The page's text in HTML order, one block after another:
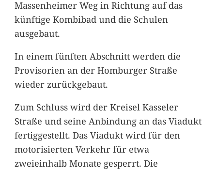
Massenheimer Weg in Richtung auf das
künftige Kombibad und die Schulen
ausgebaut.
In einem fünften Abschnitt werden die
Provisorien an der Homburger Straße
wieder zurückgebaut.
Zum Schluss wird der Kreisel Kasseler
Straße und seine Anbindung an das Viadukt
fertiggestellt. Das Viadukt wird für den
motorisierten Verkehr für etwa
zweieinhalb Monate gesperrt. Die